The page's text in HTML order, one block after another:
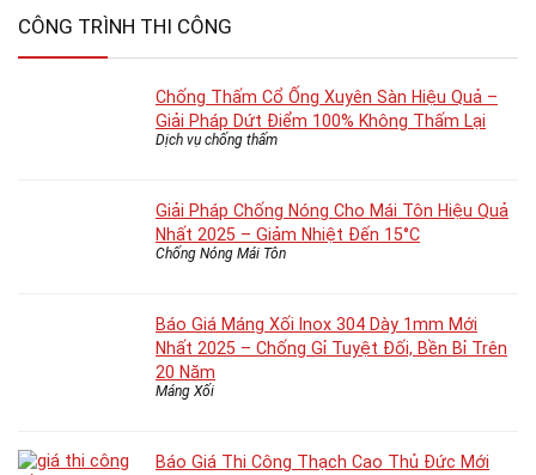
CÔNG TRÌNH THI CÔNG
Chống Thấm Cổ Ống Xuyên Sàn Hiệu Quả –
Giải Pháp Dứt Điểm 100% Không Thấm Lại
Dịch vụ chống thấm
Giải Pháp Chống Nóng Cho Mái Tôn Hiệu Quả
Nhất 2025 – Giảm Nhiệt Đến 15°C
Chống Nóng Mái Tôn
Báo Giá Máng Xối Inox 304 Dày 1mm Mới
Nhất 2025 – Chống Gỉ Tuyệt Đối, Bền Bỉ Trên
20 Năm
Máng Xối
Báo Giá Thi Công Thạch Cao Thủ Đức Mới